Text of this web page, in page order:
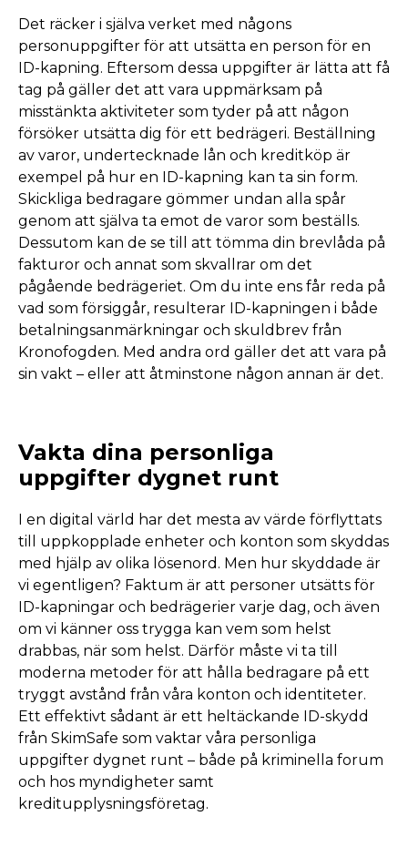
Det räcker i själva verket med någons
personuppgifter för att utsätta en person för en
ID-kapning. Eftersom dessa uppgifter är lätta att få
tag på gäller det att vara uppmärksam på
misstänkta aktiviteter som tyder på att någon
försöker utsätta dig för ett bedrägeri. Beställning
av varor, undertecknade lån och kreditköp är
exempel på hur en ID-kapning kan ta sin form.
Skickliga bedragare gömmer undan alla spår
genom att själva ta emot de varor som beställs.
Dessutom kan de se till att tömma din brevlåda på
fakturor och annat som skvallrar om det
pågående bedrägeriet. Om du inte ens får reda på
vad som försiggår, resulterar ID-kapningen i både
betalningsanmärkningar och skuldbrev från
Kronofogden. Med andra ord gäller det att vara på
sin vakt – eller att åtminstone någon annan är det.
Vakta dina personliga
uppgifter dygnet runt
I en digital värld har det mesta av värde förflyttats
till uppkopplade enheter och konton som skyddas
med hjälp av olika lösenord. Men hur skyddade är
vi egentligen? Faktum är att personer utsätts för
ID-kapningar och bedrägerier varje dag, och även
om vi känner oss trygga kan vem som helst
drabbas, när som helst. Därför måste vi ta till
moderna metoder för att hålla bedragare på ett
tryggt avstånd från våra konton och identiteter.
Ett effektivt sådant är ett heltäckande ID-skydd
från SkimSafe som vaktar våra personliga
uppgifter dygnet runt – både på kriminella forum
och hos myndigheter samt
kreditupplysningsföretag.